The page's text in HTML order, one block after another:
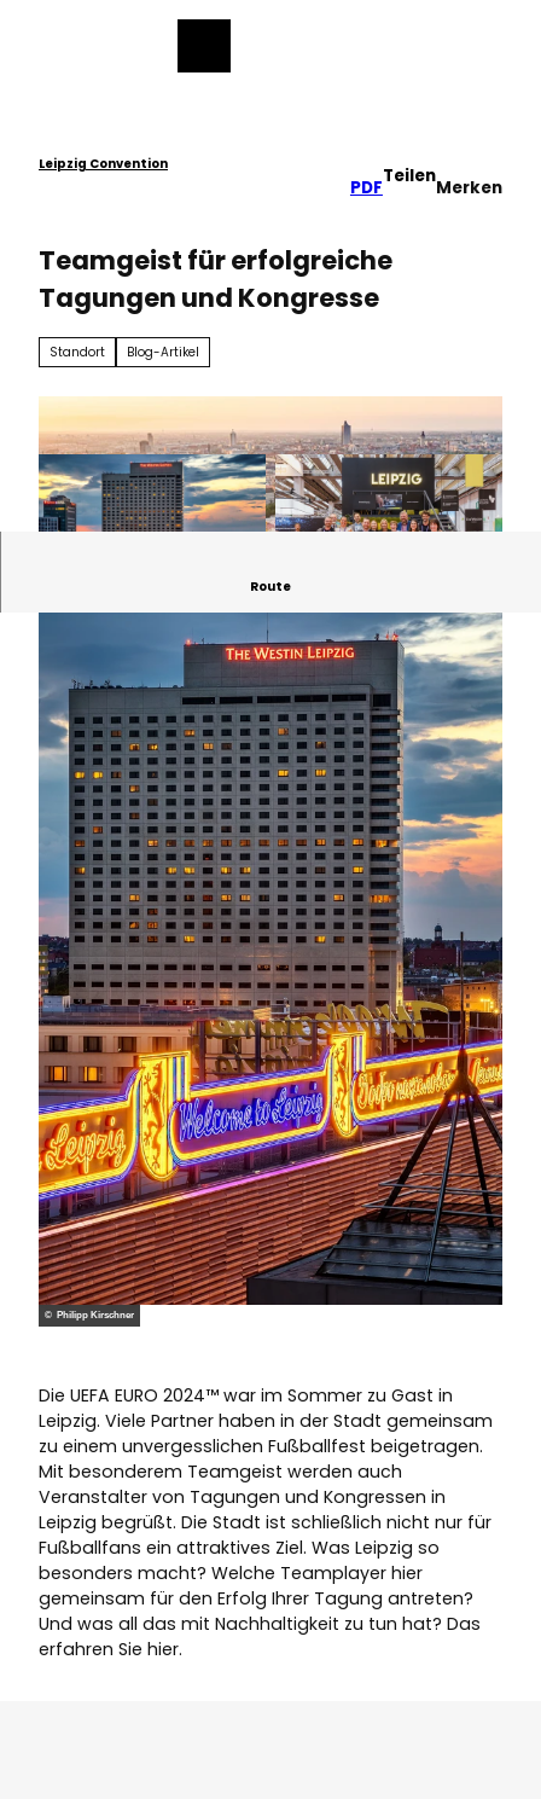
Leipzig Convention
PDF
Teilen
Merken
Teamgeist für erfolgreiche
Tagungen und Kongresse
Standort Blog-Artikel
© Philipp Kirschner | KI-optimiert
© David Straßburger | KI-optimiert
Route
© Philipp Kirschner
Die UEFA EURO 2024™ war im Sommer zu Gast in
Leipzig. Viele Partner haben in der Stadt gemeinsam
zu einem unvergesslichen Fußballfest beigetragen.
Mit besonderem Teamgeist werden auch
Veranstalter von Tagungen und Kongressen in
Leipzig begrüßt. Die Stadt ist schließlich nicht nur für
Fußballfans ein attraktives Ziel. Was Leipzig so
besonders macht? Welche Teamplayer hier
gemeinsam für den Erfolg Ihrer Tagung antreten?
Und was all das mit Nachhaltigkeit zu tun hat? Das
erfahren Sie hier.